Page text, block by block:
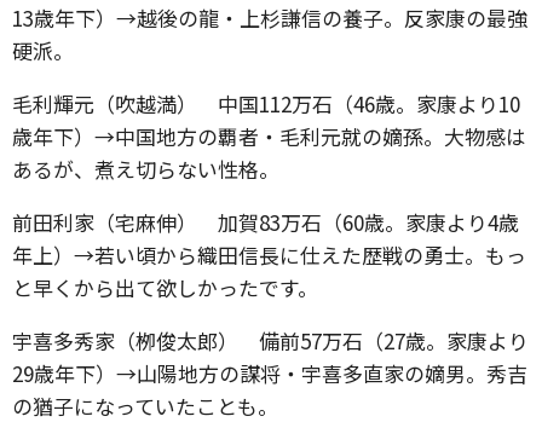
13歳年下）→越後の龍・上杉謙信の養子。反家康の最強
硬派。
毛利輝元（吹越満） 中国112万石（46歳。家康より10
歳年下）→中国地方の覇者・毛利元就の嫡孫。大物感は
あるが、煮え切らない性格。
前田利家（宅麻伸） 加賀83万石（60歳。家康より4歳
年上）→若い頃から織田信長に仕えた歴戦の勇士。もっ
と早くから出て欲しかったです。
宇喜多秀家（栁俊太郎） 備前57万石（27歳。家康より
29歳年下）→山陽地方の謀将・宇喜多直家の嫡男。秀吉
の猶子になっていたことも。